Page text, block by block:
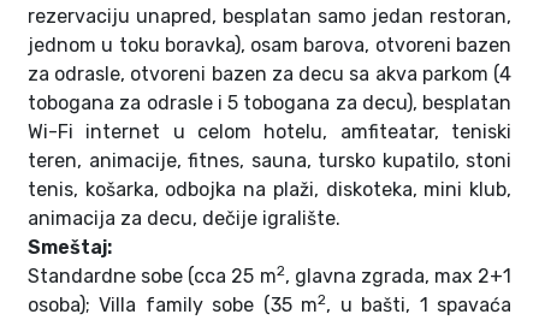
rezervaciju unapred, besplatan samo jedan restoran,
jednom u toku boravka), osam barova, otvoreni bazen
za odrasle, otvoreni bazen za decu sa akva parkom (4
tobogana za odrasle i 5 tobogana za decu), besplatan
Wi-Fi internet u celom hotelu, amfiteatar, teniski
teren, animacije, fitnes, sauna, tursko kupatilo, stoni
tenis, košarka, odbojka na plaži, diskoteka, mini klub,
animacija za decu, dečije igralište.
Smeštaj:
Standardne sobe (cca 25 m2, glavna zgrada, max 2+1
osoba); Villa family sobe (35 m2, u bašti, 1 spavaća